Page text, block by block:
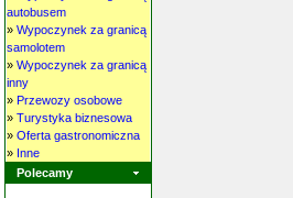
autobusem
» Wypoczynek za granicą
samolotem
» Wypoczynek za granicą
inny
» Przewozy osobowe
» Turystyka biznesowa
» Oferta gastronomiczna
» Inne
Polecamy